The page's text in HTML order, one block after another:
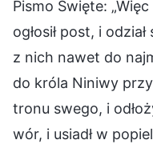
Pismo Święte:
ogłosił post, i
z nich nawet do
do króla Niniwy
tronu swego, i
wór, i usiadł w